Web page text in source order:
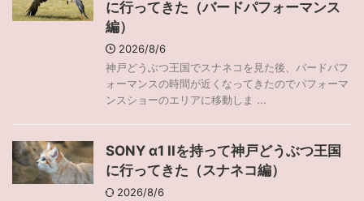
に行ってきた（バードパフォーマンス
編）
2026/8/6
神戸どうぶつ王国でスナネコを見た後、バードパフ
ォーマンスの時間が近くなってきたのでパフォーマ
ンスショーのエリアに移動しま ...
SONY α1 IIを持って神戸どうぶつ王国
に行ってきた（スナネコ編）
2026/8/6